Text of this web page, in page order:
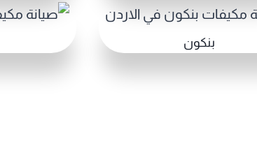
بنكون